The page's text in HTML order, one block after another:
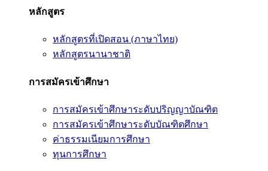
หลักสูตร
หลักสูตรที่เปิดสอน (ภาษาไทย)
หลักสูตรนานาชาติ
การสมัครเข้าศึกษา
การสมัครเข้าศึกษาระดับปริญญาบัณฑิต
การสมัครเข้าศึกษาระดับบัณฑิตศึกษา
ค่าธรรมเนียมการศึกษา
ทุนการศึกษา